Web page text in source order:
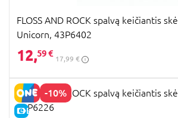
FLOSS AND ROCK spalvą keičiantis
Unicorn, 43P6402
12,59 €
17,99 €
-10%
E-KAINA
FLOSS AND ROCK spalvą keičiantis
51P6226